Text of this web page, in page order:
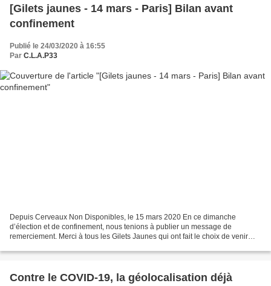
[Gilets jaunes - 14 mars - Paris] Bilan avant
confinement
Publié le 24/03/2020 à 16:55
Par C.L.A.P33
Depuis Cerveaux Non Disponibles, le 15 mars 2020 En ce dimanche
d’élection et de confinement, nous tenions à publier un message de
remerciement. Merci à tous les Gilets Jaunes qui ont fait le choix de venir
Contre le COVID-19, la géolocalisation déjà